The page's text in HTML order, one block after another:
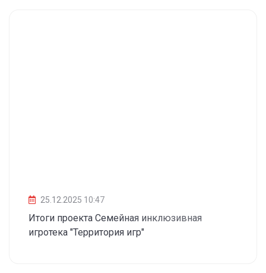
25.12.2025 10:47
Итоги проекта Семейная инклюзивная
игротека "Территория игр"